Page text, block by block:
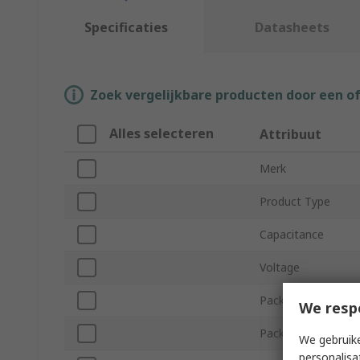
Specificaties Datasheets
Zoek vergelijkbare producten door een
Alles selecteren Attribuut
Merk
Product Type
Capacitance
Voltage
Package/Case
Packaging
We
We